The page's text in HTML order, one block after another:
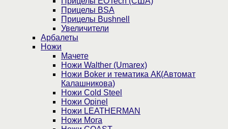
Прицелы BSA
Прицелы Bushnell
Увеличители
Арбалеты
Ножи
Мачете
Ножи Walther (Umarex)
Ножи Boker и тематика АК(Автомат
Калашникова)
Ножи Cold Steel
Ножи Opinel
Ножи LEATHERMAN
Ножи Mora